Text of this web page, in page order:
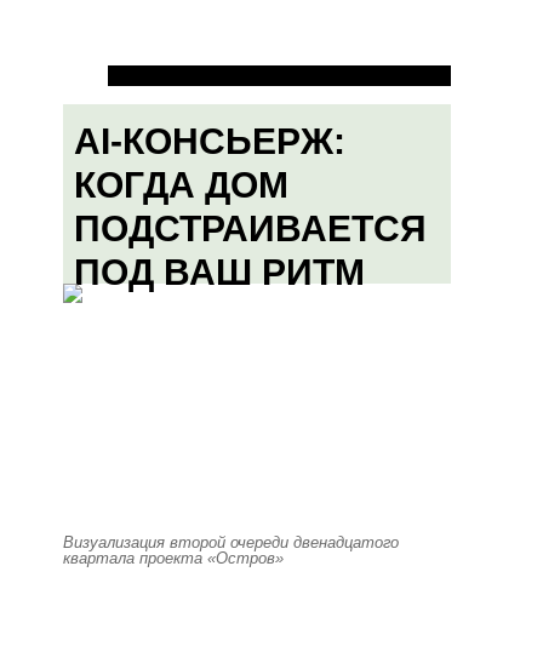
AI-КОНСЬЕРЖ:
КОГДА ДОМ
ПОДСТРАИВАЕТСЯ
ПОД ВАШ РИТМ
Визуализация второй очереди двенадцатого
квартала проекта «Остров»